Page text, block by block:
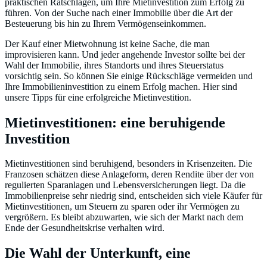
führen. Von der Suche nach einer Immobilie über die Art der
Besteuerung bis hin zu Ihrem Vermögenseinkommen.
Der Kauf einer Mietwohnung ist keine Sache, die man
improvisieren kann. Und jeder angehende Investor sollte bei der
Wahl der Immobilie, ihres Standorts und ihres Steuerstatus
vorsichtig sein. So können Sie einige Rückschläge vermeiden und
Ihre Immobilieninvestition zu einem Erfolg machen. Hier sind
unsere Tipps für eine erfolgreiche Mietinvestition.
Mietinvestitionen: eine beruhigende
Investition
Mietinvestitionen sind beruhigend, besonders in Krisenzeiten. Die
Franzosen schätzen diese Anlageform, deren Rendite über der von
regulierten Sparanlagen und Lebensversicherungen liegt. Da die
Immobilienpreise sehr niedrig sind, entscheiden sich viele Käufer für
Mietinvestitionen, um Steuern zu sparen oder ihr Vermögen zu
vergrößern. Es bleibt abzuwarten, wie sich der Markt nach dem
Ende der Gesundheitskrise verhalten wird.
Die Wahl der Unterkunft, eine